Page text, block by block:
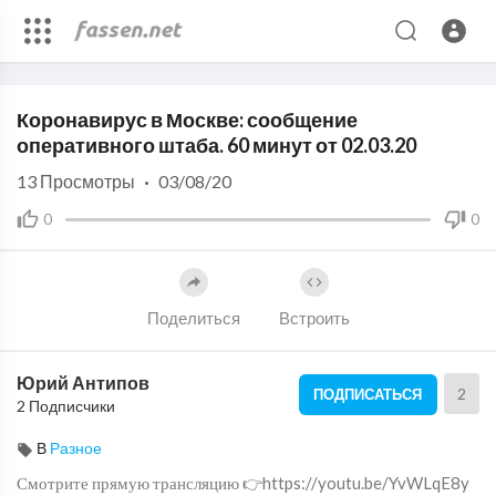
Download File: https://www.youtube.com/watch?v=6y2Eh3yoHiA
Коронавирус в Москве: сообщение
оперативного штаба. 60 минут от 02.03.20
0 0
13 Просмотры · 03/08/20
Поделиться Встроить
Юрий Антипов
2 Подписчики
ПОДПИСАТЬСЯ 2
В Разное
Смотрите прямую трансляцию 👉https://youtu.be/YvWLqE8y